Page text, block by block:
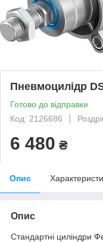
Пневмоцилідр
Готово до відправки
Код: 2126686
6 480 ₴
Опис
Опис
Стандартні циліндри